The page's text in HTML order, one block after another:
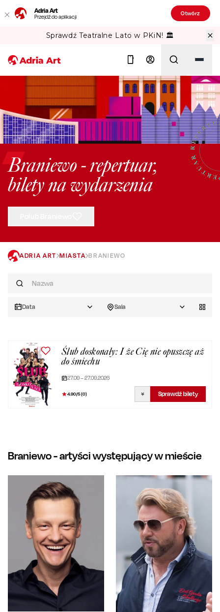
Adria Art
Przejdź do aplikacji Otwórz
Sprawdź Teatralne Lato w PKiN! 🏛️
Szukaj
Braniewo - repertuar,
bilety na wydarzenia
ADRIA ART MIASTA BRANIEWO
Data Sala
Ślub doskonały: I że Cię nie opuszczę aż
do śmiechu
27.09 – 27.09.2026
4.90/5 (0) Sprawdź bilety
Braniewo- artyści występujący w mieście